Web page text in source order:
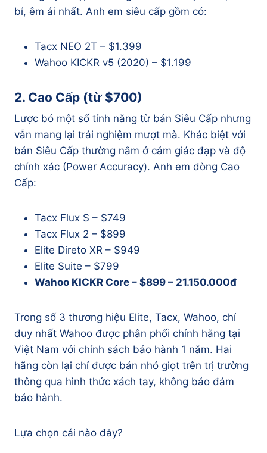
bỉ, êm ái nhất. Anh em siêu cấp gồm có:
Tacx NEO 2T – $1.399
Wahoo KICKR v5 (2020) – $1.199
2. Cao Cấp (từ $700)
Lược bỏ một số tính năng từ bản Siêu Cấp nhưng
vẫn mang lại trải nghiệm mượt mà. Khác biệt với
bản Siêu Cấp thường nằm ở cảm giác đạp và độ
chính xác (Power Accuracy). Anh em dòng Cao
Cấp:
Tacx Flux S – $749
Tacx Flux 2 – $899
Elite Direto XR – $949
Elite Suite – $799
Wahoo KICKR Core – $899 – 21.150.000đ
Trong số 3 thương hiệu Elite, Tacx, Wahoo, chỉ
duy nhất Wahoo được phân phối chính hãng tại
Việt Nam với chính sách bảo hành 1 năm. Hai
hãng còn lại chỉ được bán nhỏ giọt trên trị trường
thông qua hình thức xách tay, không bảo đảm
bảo hành.
Lựa chọn cái nào đây?